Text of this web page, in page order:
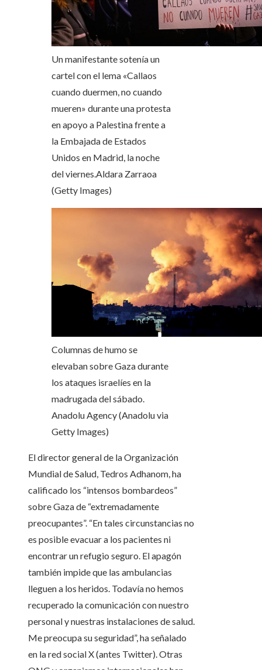
Un manifestante sotenía un
cartel con el lema «Callaos
cuando duermen, no cuando
mueren» durante una protesta
en apoyo a Palestina frente a
la Embajada de Estados
Unidos en Madrid, la noche
del viernes.Aldara Zarraoa
(Getty Images)
Columnas de humo se
elevaban sobre Gaza durante
los ataques israelíes en la
madrugada del sábado.
Anadolu Agency (Anadolu via
Getty Images)
El director general de la Organización
Mundial de Salud, Tedros Adhanom, ha
calificado los “intensos bombardeos”
sobre Gaza de “extremadamente
preocupantes”. “En tales circunstancias no
es posible evacuar a los pacientes ni
encontrar un refugio seguro. El apagón
también impide que las ambulancias
lleguen a los heridos. Todavía no hemos
recuperado la comunicación con nuestro
personal y nuestras instalaciones de salud.
Me preocupa su seguridad”, ha señalado
en la red social X (antes Twitter). Otras